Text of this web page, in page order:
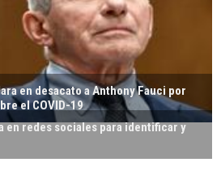
en desacato a Anthony Fauci por
el COVID-19
en redes sociales para identificar y